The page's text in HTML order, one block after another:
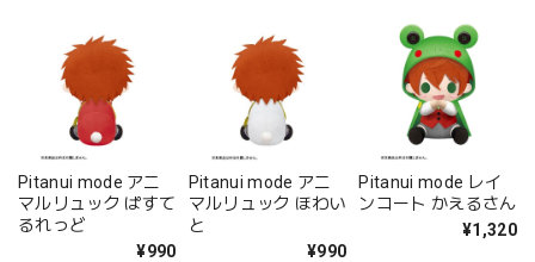
Pitanui mode アニ
マルリュック ぱすて
るれっど
¥990
Pitanui mode アニ
マルリュック ほわい
と
¥990
Pitanui mode レイ
ンコート かえるさん
¥1,320